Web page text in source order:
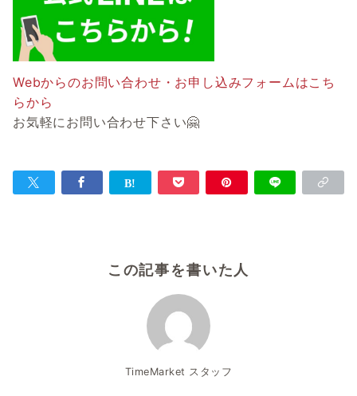
Webからのお問い合わせ・お申し込みフォームはこち
らから
お気軽にお問い合わせ下さい🤗
この記事を書いた人
TimeMarket スタッフ